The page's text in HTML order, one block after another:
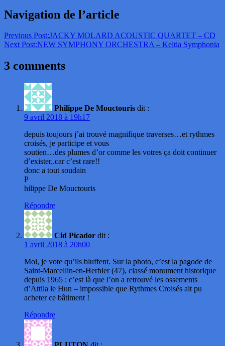
Navigation de l’article
Previous Post:JACKY MOLARD ACOUSTIC QUARTET – CD
Next Post:NEW SYMPHONY ORCHESTRA – Keltia Symphonia
3 comments
Philippe De Mouctouris dit :
9 avril 2018 à 19h17
depuis toujours j’ai trouvé magnifique traverses…et rythmes
croisés, je participe et vous
soutien…des plumes d’or comme les votres ça doit continuer
d’exister..car c’est rare!!
donc a tout soudain
P
hilippe De Mouctouris
Répondre
Cid Picador dit :
1 avril 2018 à 20h00
Moi, je vote qu’ils bluffent. Sur la photo, c’est la pagode de
Saint-Marcellin-en-Herbier (47), classé monument historique
depuis 1965 : c’est là que l’on a retrouvé les ossements
d’Attila le Hun – impossible que Rythmes Croisés ait pu
acheter ce bâtiment !
Répondre